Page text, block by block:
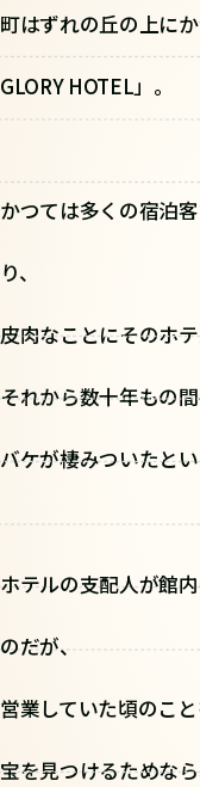
町はずれの丘の上に
GLORY HOTEL」。
かつては多くの宿泊
り、
皮肉なことにそのホ
それから数十年もの
バケが棲みついたと
ホテルの支配人が館
のだが、
営業していた頃のこ
宝を見つけるためな